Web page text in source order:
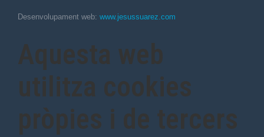
Desenvolupament web: www.jesussuarez.com
Aquesta web
utilitza cookies
pròpies i de tercers